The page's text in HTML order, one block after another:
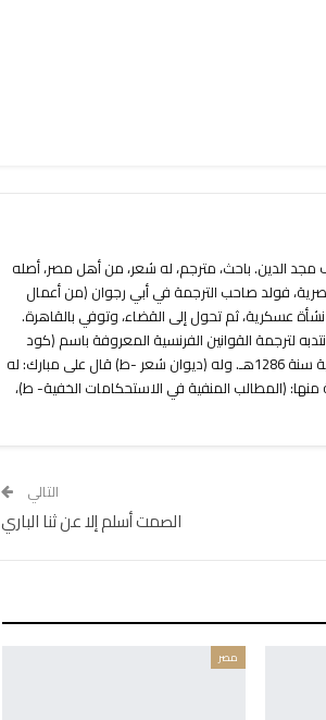
الدين. باحث، مترجم، له شعر، من أهل مصر، أصله
فولد صاحب الترجمة في أبي رجوان (من أعمال
عسكرية، ثم تحول إلى القضاء، وتوفي بالقاهرة.
لترجمة القوانين الفرنسية المعروفة باسم (كود
نابليون Code Napteon) فترجمها إلى العربية. وتعلم الإنجليزية سنة 1286هـ. وله (ديوان شعر -ط) قال على مبارك: له
ما يزيد على 65 كتاباً ورسالة منها: (المطالب المنفية في الاستحكامات الخفية- ط)،
التالي
الصمت أسلم إلا عن ثنا الباري
مصر